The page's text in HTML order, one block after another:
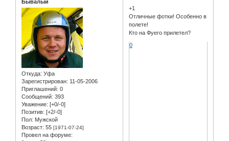
Бывалый
Откуда: Уфа
Зарегистрирован: 11-05-2006
Приглашений: 0
Сообщений: 393
Уважение: [+0/-0]
Позитив: [+2/-0]
Пол: Мужской
Возраст: 55 [1971-07-24]
Провел на форуме:
+1
Отличные фотки! Особенно в
полете!
Кто на Фуего прилетел?
0